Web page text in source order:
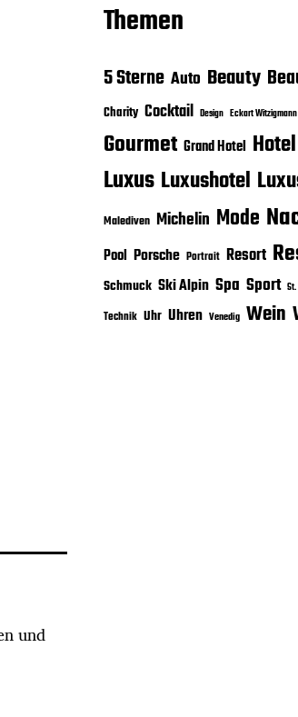
und
Themen
5 Sterne Auto Beauty
Charity Cocktail Design Eckart Witzigmann
Gourmet Grand Hotel Hotel
Luxus Luxushotel
Malediven Michelin Mode
Pool Porsche Portrait Resort
Schmuck Ski Alpin Spa Sport
Technik Uhr Uhren Venedig Wein